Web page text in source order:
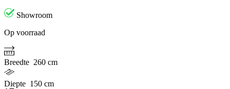
Showroom
Op voorraad
Breedte 260 cm
Diepte 150 cm